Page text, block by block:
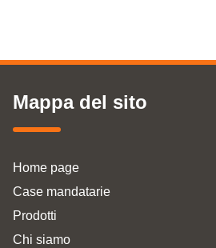
Mappa del sito
Home page
Case mandatarie
Prodotti
Chi siamo